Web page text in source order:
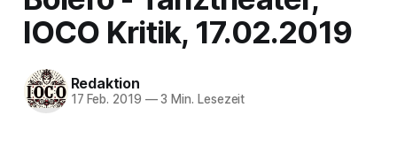
IOCO Kritik, 17.02.2019
Redaktion
17 Feb. 2019 —3 Min. Lesezeit